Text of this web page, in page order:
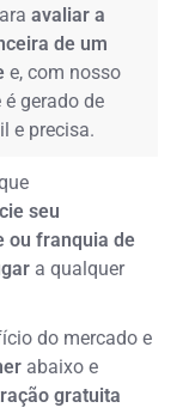
avaliar a
de um
e, com nosso
gerado de
e precisa.
seu
ou franquia de
a qualquer
do mercado e
abaixo e
gratuita